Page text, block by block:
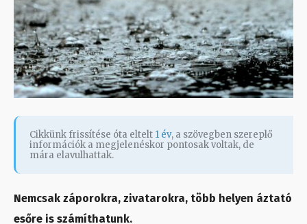
Cikkünk frissítése óta eltelt 1 év, a szövegben szereplő
információk a megjelenéskor pontosak voltak, de
mára elavulhattak.
Nemcsak záporokra, zivatarokra, több helyen áztató
esőre is számíthatunk.